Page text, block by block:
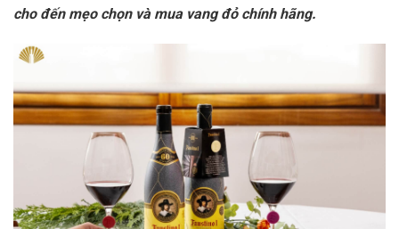
cho đến mẹo chọn và mua vang đỏ chính hãng.